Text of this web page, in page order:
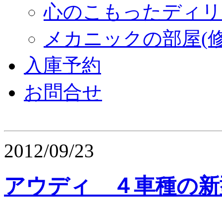
心のこもったディ
メカニックの部屋(
入庫予約
お問合せ
2012/09/23
アウディ ４車種の新